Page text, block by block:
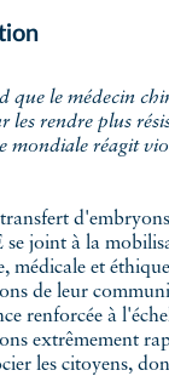
rendre plus
mondiale réagit
joint à la
et
de leur
renforcée à
extrêmement
les citoyens,